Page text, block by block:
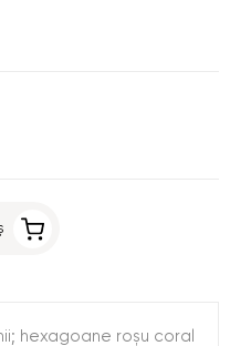
hexagoane roşu coral